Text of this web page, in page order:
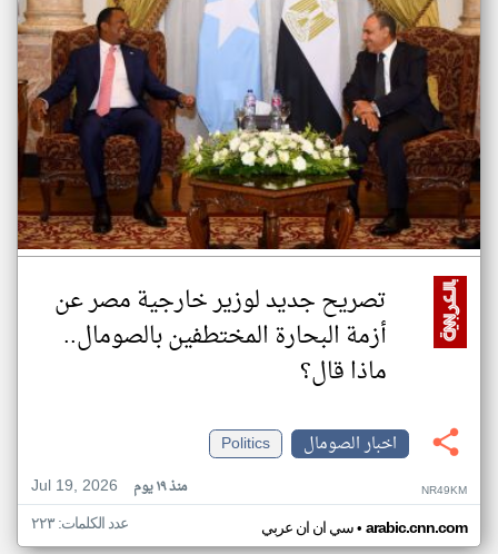
تصريح جديد لوزير خارجية مصر عن
أزمة البحارة المختطفين بالصومال..
ماذا قال؟
اخبار الصومال
Politics
Jul 19, 2026
منذ ١٩ يوم NR49KM
سي ان ان عربي• arabic.cnn.com عدد الكلمات: ٢٢٣